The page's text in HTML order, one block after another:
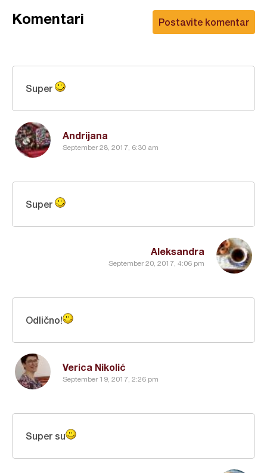
Postavite komentar
Komentari
Andrijana
September 28, 2017, 6:30 am
Super
Aleksandra
September 20, 2017, 4:06 pm
Super
Verica Nikolić
September 19, 2017, 2:26 pm
Odlično!
Super su